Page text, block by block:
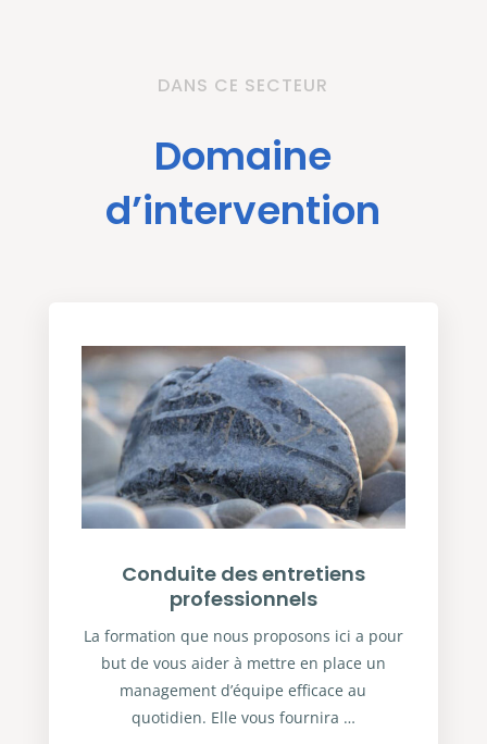
DANS CE SECTEUR
Domaine
d’intervention
Conduite des entretiens
professionnels
La formation que nous proposons ici a pour
but de vous aider à mettre en place un
management d’équipe efficace au
quotidien. Elle vous fournira …